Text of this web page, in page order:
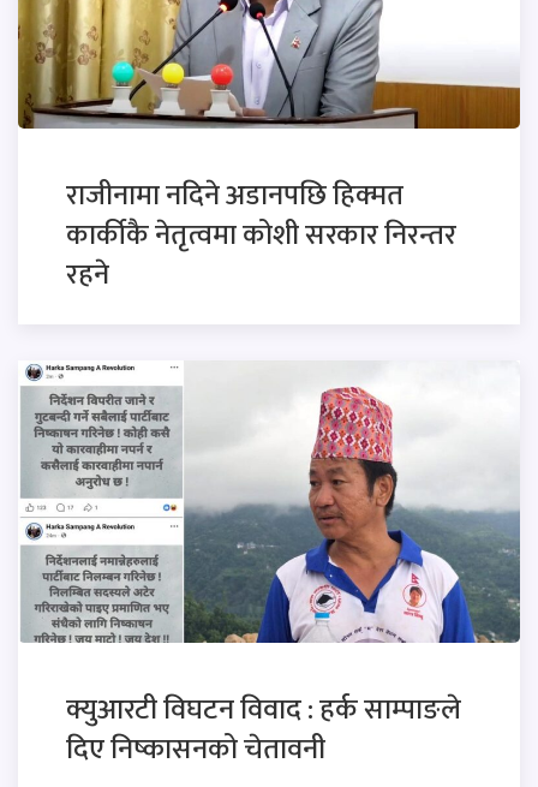
राजीनामा नदिने अडानपछि हिक्मत
कार्कीकै नेतृत्वमा कोशी सरकार निरन्तर
रहने
क्युआरटी विघटन विवाद : हर्क साम्पाङले
दिए निष्कासनको चेतावनी